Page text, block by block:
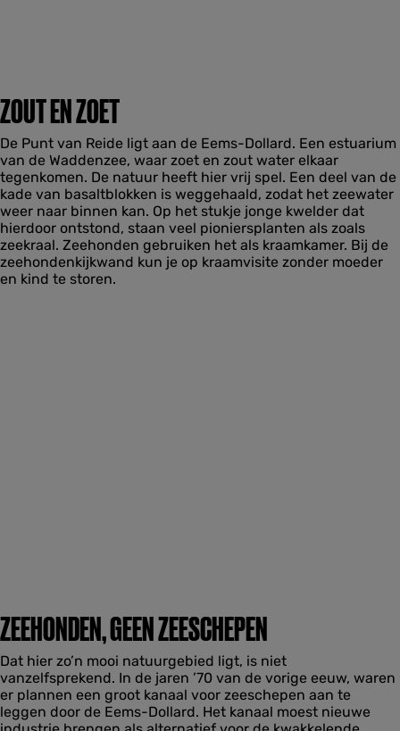
ZOUT EN ZOET
De Punt van Reide ligt aan de Eems-Dollard. Een estuarium
van de Waddenzee, waar zoet en zout water elkaar
tegenkomen. De natuur heeft hier vrij spel. Een deel van de
kade van basaltblokken is weggehaald, zodat het zeewater
weer naar binnen kan. Op het stukje jonge kwelder dat
hierdoor ontstond, staan veel pioniersplanten als zoals
zeekraal. Zeehonden gebruiken het als kraamkamer. Bij de
zeehondenkijkwand kun je op kraamvisite zonder moeder
en kind te storen.
ZEEHONDEN, GEEN ZEESCHEPEN
Dat hier zo’n mooi natuurgebied ligt, is niet
vanzelfsprekend. In de jaren ’70 van de vorige eeuw, waren
er plannen een groot kanaal voor zeeschepen aan te
leggen door de Eems-Dollard. Het kanaal moest nieuwe